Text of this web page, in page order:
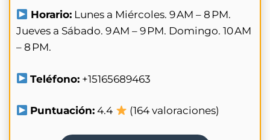
Horario: Lunes a Miércoles. 9 AM – 8 PM.
Jueves a Sábado. 9 AM – 9 PM. Domingo. 10 AM
– 8 PM.
Teléfono: +15165689463
Puntuación: 4.4 (164 valoraciones)